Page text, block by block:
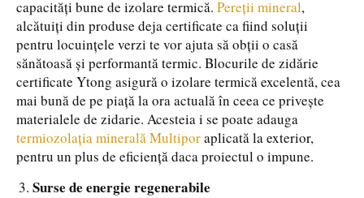
capacități bune de izolare termică. Pereții mineral,
alcătuiți din produse deja certificate ca fiind soluții
pentru locuințele verzi te vor ajuta să obții o casă
sănătoasă și performantă termic. Blocurile de zidărie
certificate Ytong asigură o izolare termică excelentă, cea
mai bună de pe piață la ora actuală în ceea ce privește
materialele de zidarie. Acesteia i se poate adauga
termiozolația minerală Multiporaplicată la exterior,
pentru un plus de eficiență daca proiectul o impune.
Surse de energie regenerabile